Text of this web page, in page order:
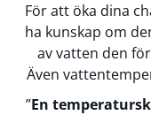
För att öka dina
ha kunskap om
av vatten den
Även
”En